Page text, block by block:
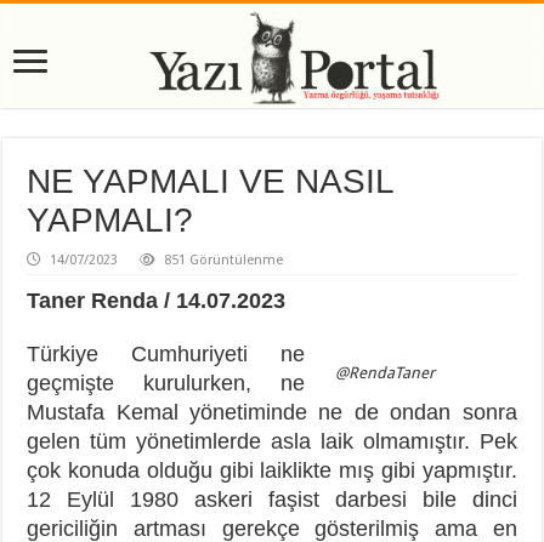
NE YAPMALI VE NASIL
YAPMALI?
14/07/2023 851 Görüntülenme
Taner Renda / 14.07.2023
@RendaTaner
Türkiye Cumhuriyeti ne
geçmişte kurulurken, ne
Mustafa Kemal yönetiminde ne de ondan sonra
gelen tüm yönetimlerde asla laik olmamıştır. Pek
çok konuda olduğu gibi laiklikte mış gibi yapmıştır.
12 Eylül 1980 askeri faşist darbesi bile dinci
gericiliğin artması gerekçe gösterilmiş ama en